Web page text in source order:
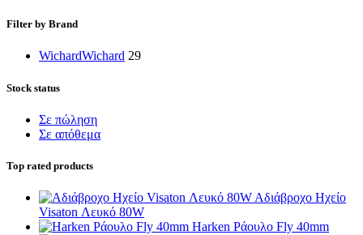
Filter by Brand
WichardWichard 29
Stock status
Σε πώληση
Σε απόθεμα
Top rated products
Αδιάβροχo Ηχείo
Visaton Λευκό 80W
Harken Ράουλο Fly 40mm